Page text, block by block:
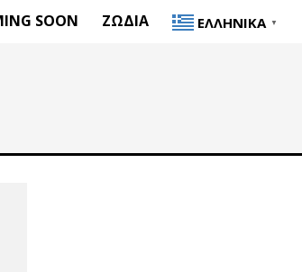
SOON ΖΏΔΙΑ ΕΛΛΗΝΙΚΆ ▼